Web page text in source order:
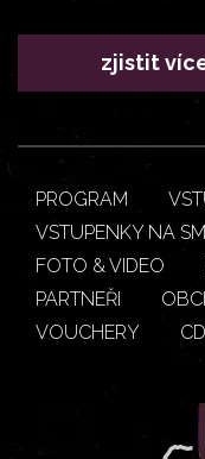
zjistit
PROGRAM
VSTUPENKY NA
FOTO & VIDEO
PARTNEŘI
VOUCHERY